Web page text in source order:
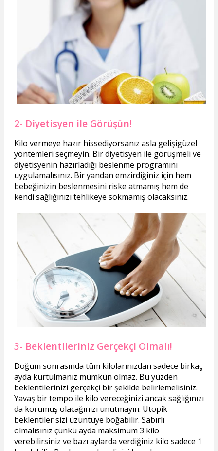
2- Diyetisyen ile Görüşün!
Kilo vermeye hazır hissediyorsanız asla gelişigüzel
yöntemleri seçmeyin. Bir diyetisyen ile görüşmeli ve
diyetisyenin hazırladığı beslenme programını
uygulamalısınız. Bir yandan emzirdiğiniz için hem
bebeğinizin beslenmesini riske atmamış hem de
kendi sağlığınızı tehlikeye sokmamış olacaksınız.
3- Beklentileriniz Gerçekçi Olmalı!
Doğum sonrasında tüm kilolarınızdan sadece birkaç
ayda kurtulmanız mümkün olmaz. Bu yüzden
beklentilerinizi gerçekçi bir şekilde belirlemelisiniz.
Yavaş bir tempo ile kilo vereceğinizi ancak sağlığınızı
da korumuş olacağınızı unutmayın. Ütopik
beklentiler sizi üzüntüye boğabilir. Sabırlı
olmalısınız çünkü ayda maksimum 3 kilo
verebilirsiniz ve bazı aylarda verdiğiniz kilo sadece 1